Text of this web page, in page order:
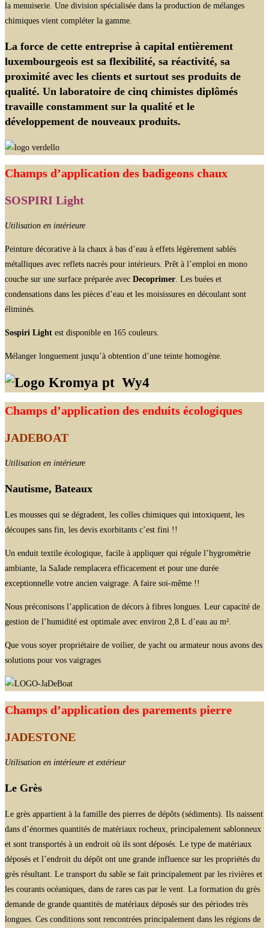
la menuiserie. Une division spécialisée dans la production de mélanges
chimiques vient compléter la gamme.
La force de cette entreprise à capital entièrement
luxembourgeois est sa flexibilité, sa réactivité, sa
proximité avec les clients et surtout ses produits de
qualité. Un laboratoire de cinq chimistes diplômés
travaille constamment sur la qualité et le
développement de nouveaux produits.
Champs d’application des badigeons chaux
SOSPIRI Light
Utilisation en intérieure
Peinture décorative à la chaux à bas d’eau à effets légèrement sablés
métalliques avec reflets nacrés pour intérieurs. Prêt à l’emploi en mono
couche sur une surface préparée avec Decoprimer. Les buées et
condensations dans les pièces d’eau et les moisissures en découlant sont
éliminés.
Sospiri Light est disponible en 165 couleurs.
Mélanger longuement jusqu’à obtention d’une teinte homogène.
Wy4
Champs d’application des enduits écologiques
JADEBOAT
Utilisation en intérieure
Nautisme, Bateaux
Les mousses qui se dégradent, les colles chimiques qui intoxiquent, les
découpes sans fin, les devis exorbitants c’est fini !!
Un enduit textile écologique, facile à appliquer qui régule l’hygrométrie
ambiante, la SaJade remplacera efficacement et pour une durée
exceptionnelle votre ancien vaigrage. A faire soi-même !!
Nous préconisons l’application de décors à fibres longues. Leur capacité de
gestion de l’humidité est optimale avec environ 2,8 L d’eau au m².
Que vous soyer propriétaire de voilier, de yacht ou armateur nous avons des
solutions pour vos vaigrages
Champs d’application des parements pierre
JADESTONE
Utilisation en intérieure et extérieur
Le Grès
Le grès appartient à la famille des pierres de dépôts (sédiments). Ils naissent
dans d’énormes quantités de matériaux rocheux, principalement sablonneux
et sont transportés à un endroit où ils sont déposés. Le type de matériaux
déposés et l’endroit du dépôt ont une grande influence sur les propriétés du
grès résultant. Le transport du sable se fait principalement par les rivières et
les courants océaniques, dans de rares cas par le vent. La formation du grès
demande de grande quantités de matériaux déposés sur des périodes très
longues. Ces conditions sont rencontrées principalement dans les régions de